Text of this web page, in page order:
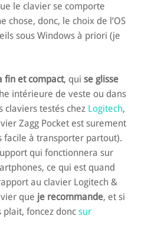
le clavier se comporte
chose, donc, le choix de l’OS
sous Windows à priori (je
fin et compact, qui se glisse
intérieure de veste ou dans
claviers testés chez Logitech,
Zagg Pocket est surement
facile à transporter partout).
qui fonctionnera sur
ce qui est quand
au clavier Logitech &
que je recommande, et si
plait, foncez donc sur